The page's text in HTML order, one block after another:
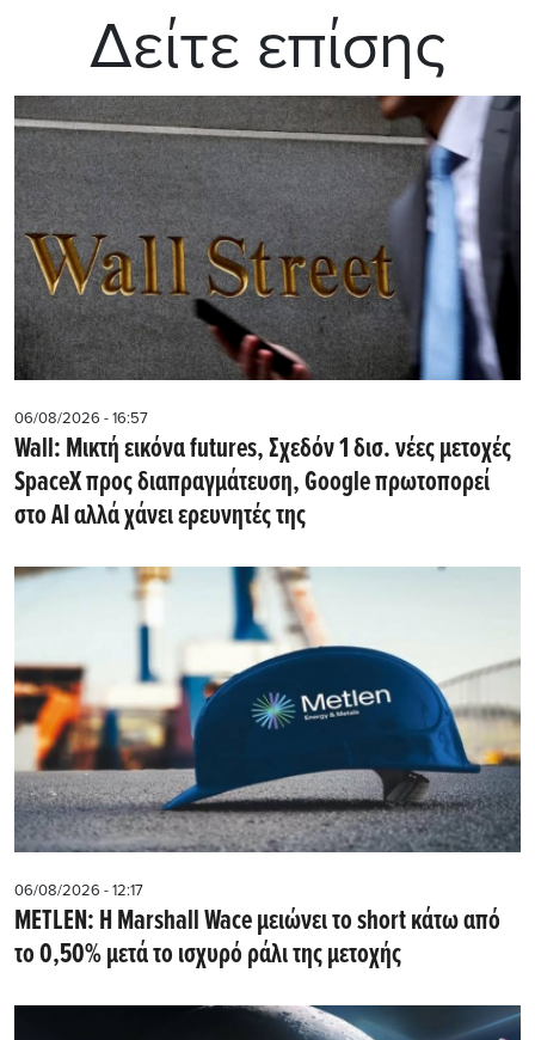
Δείτε επίσης
06/08/2026 - 16:57
Wall: Μικτή εικόνα futures, Σχεδόν 1 δισ. νέες μετοχές
SpaceX προς διαπραγμάτευση, Google πρωτοπορεί
στο AI αλλά χάνει ερευνητές της
06/08/2026 - 12:17
METLEN: Η Marshall Wace μειώνει το short κάτω από
το 0,50% μετά το ισχυρό ράλι της μετοχής